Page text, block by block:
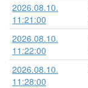
2026.08.10.
11:21:00
2026.08.10.
11:22:00
2026.08.10.
11:28:00